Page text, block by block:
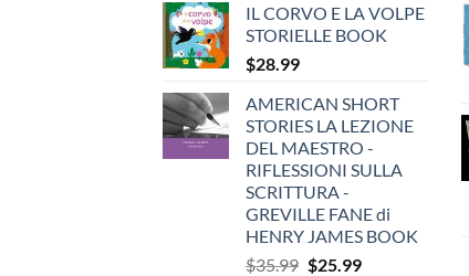
IL CORVO E LA VOLPE
STORIELLE BOOK
$28.99
AMERICAN SHORT
STORIES LA LEZIONE
DEL MAESTRO -
RIFLESSIONI SULLA
SCRITTURA -
GREVILLE FANE di
HENRY JAMES BOOK
$35.99 Original
$25.99Current